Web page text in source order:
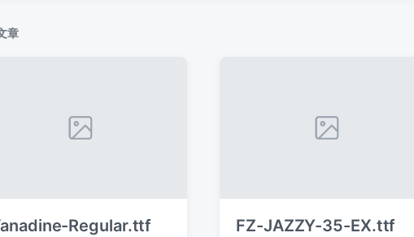
章
Regular.ttf FZ-JAZZY-35-EX.ttf